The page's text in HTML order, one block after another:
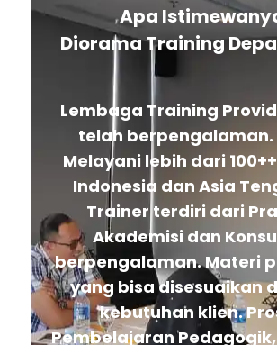
Apa
Diorama Training
Lembaga Training
telah berpengalaman.
Melayani lebih dari 100++
Indonesia dan Asia
Trainer terdiri dari
Akademisi dan
berpengalaman. Materi
yang bisa disesuaikan
kebutuhan klien.
Pembelajaran Pedagogik,